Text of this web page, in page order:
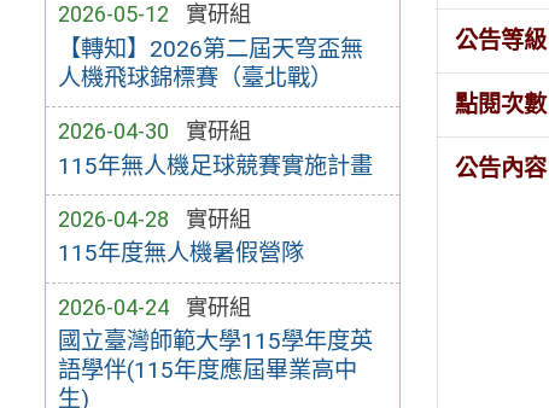
2026-05-12 實研組
【轉知】2026第二屆天穹盃無
人機飛球錦標賽（臺北戰）
2026-04-30 實研組
115年無人機足球競賽實施計畫
2026-04-28 實研組
115年度無人機暑假營隊
2026-04-24 實研組
國立臺灣師範大學115學年度英
語學伴(115年度應屆畢業高中
生)
公告等級
點閱次數
公告內容